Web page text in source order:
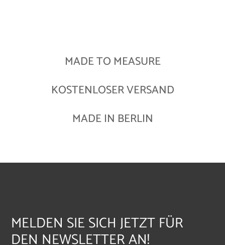
MADE TO MEASURE
KOSTENLOSER VERSAND
MADE IN BERLIN
MELDEN SIE SICH JETZT FÜR
DEN NEWSLETTER AN!